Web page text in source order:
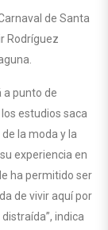
de Santa
Rodríguez
a punto de
estudios saca
la moda y la
experiencia en
ha permitido ser
de vivir aquí por
indica